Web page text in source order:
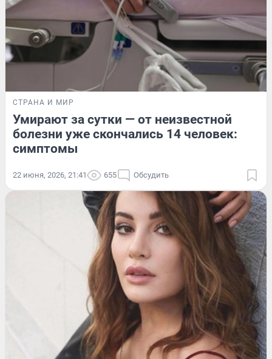
СТРАНА И МИР
Умирают за сутки — от неизвестной
болезни уже скончались 14 человек:
симптомы
22 июня, 2026, 21:41 655 Обсудить